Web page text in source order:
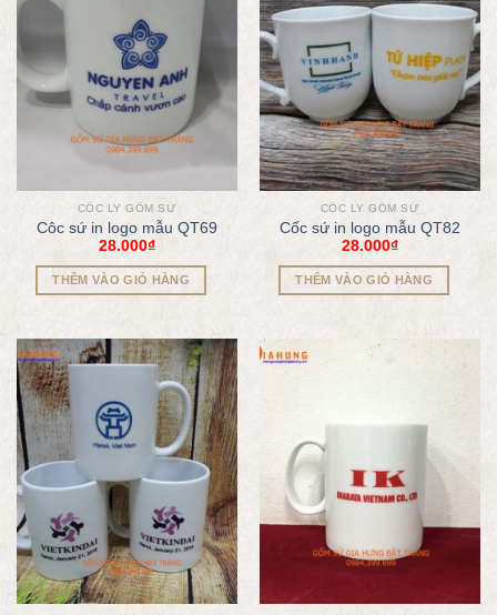
CỐC LY GỐM SỨ
Côc sứ in logo mẫu QT69
28.000₫
THÊM VÀO GIỎ HÀNG
CỐC LY GỐM SỨ
Cốc sứ in logo mẫu QT82
28.000₫
THÊM VÀO GIỎ HÀNG